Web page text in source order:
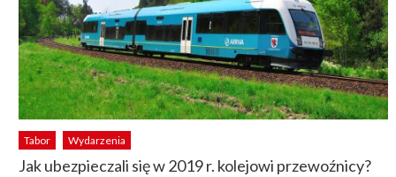
Tabor Wydarzenia
Jak ubezpieczali się w 2019 r. kolejowi przewoźnicy?